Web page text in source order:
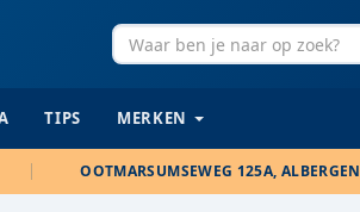
TIPS MERKEN
OOTMARSUMSEWEG 125A, ALBERGEN